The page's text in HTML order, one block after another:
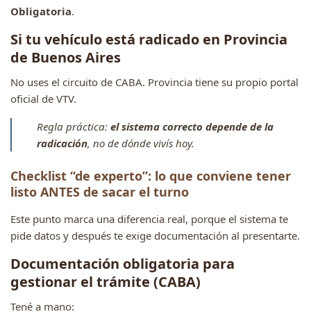
Obligatoria.
Si tu vehículo está radicado en Provincia
de Buenos Aires
No uses el circuito de CABA. Provincia tiene su propio portal
oficial de VTV.
Regla práctica: el sistema correcto depende de la
radicación, no de dónde vivís hoy.
Checklist “de experto”: lo que conviene tener
listo ANTES de sacar el turno
Este punto marca una diferencia real, porque el sistema te
pide datos y después te exige documentación al presentarte.
Documentación obligatoria para
gestionar el trámite (CABA)
Tené a mano: